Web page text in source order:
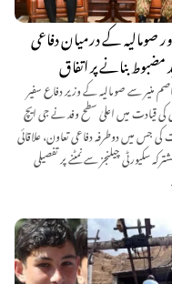
صومالیہ کے درمیان دفاعی
مضبوط بنانے پر اتفاق
منیر سے صومالیہ کے وزیر دفاع سفیر
کی قیادت میں اعلیٰ سطح وفد نے جی ایچ
کی جس میں دوطرفہ دفاعی تعاون، علاقائی
سکیورٹی چیلنجز سے نمٹنے پر تفصیلی